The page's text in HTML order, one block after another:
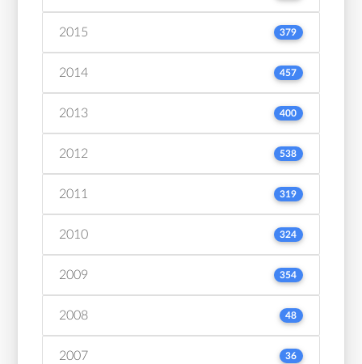
2015 379
2014 457
2013 400
2012 538
2011 319
2010 324
2009 354
2008 48
2007 36